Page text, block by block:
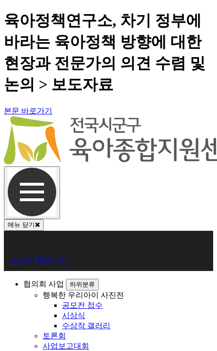
육아정책연구소, 차기 정부에
바라는 육아정책 방향에 대한
현장과 전문가의 의견 수렴 및
논의 > 보도자료
본문 바로가기
메뉴 닫기
원
로
로그인 회원가입
협의회 사업 하위분류
행복한 우리아이 사진전
공모전 접수
시상식
수상작 갤러리
토론회
사업보고대회